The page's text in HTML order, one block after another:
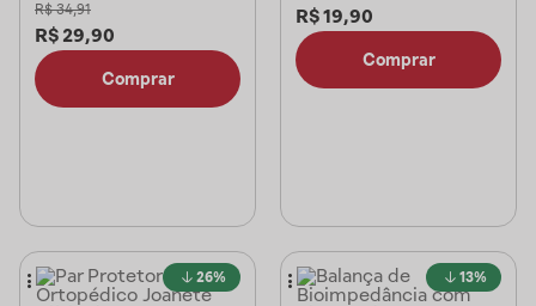
R$ 34,91
R$ 29,90
Comprar
R$19,90
Comprar
26% 13%